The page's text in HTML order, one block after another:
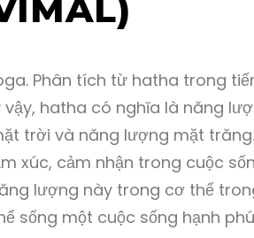
Phân tích từ hatha trong
vậy, hatha có nghĩa là năng
trời và năng lượng mặt
xúc, cảm nhận trong cuộc
lượng này trong cơ thể
sống một cuộc sống hạnh